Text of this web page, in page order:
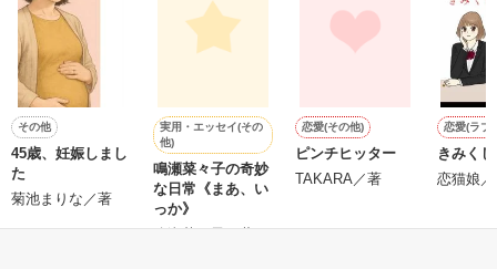
作品を読む
鷹哉『宜しくな、俺の雛子』🦅
雛子『俺の……ひぃ、雛子？！！！』🐥
シゴデキで冷徹な上司が見せる素顔は、なぜか想像以上に甘く
て……🐥💓🦅
※表紙も作中使用の画像も全てフリー素材です。
※執筆期間2026.6.3〜7.20完結です。
※他サイトさんにて恋愛トレンド1位でした〜良かったら読ん
で頂けると嬉しいです。
その他
45歳、妊娠しまし
た
菊池まりな／著
実用・エッセイ(その
他)
鳴瀬菜々子の奇妙
な日常《まあ、い
っか》
恋愛(その他)
ピンチヒッター
TAKARA／著
恋愛(ラブ
きみく
恋猫娘